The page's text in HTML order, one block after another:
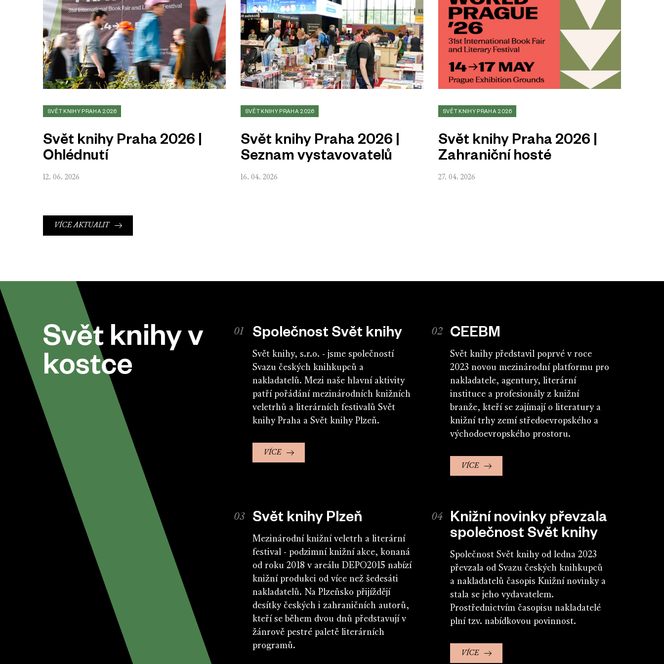
SVĚT KNIHY PRAHA 2026
Svět knihy Praha 2026 |
Ohlédnutí
12. 06. 2026
SVĚT KNIHY PRAHA 2026
Svět knihy Praha 2026 |
Seznam vystavovatelů
16. 04. 2026
SVĚT KNIHY PRAHA 2026
Svět knihy Praha 2026 |
Zahraniční hosté
27. 04. 2026
VÍCE AKTUALIT
Svět knihy v
kostce
Společnost Svět knihy
Svět knihy, s.r.o. - jsme společností
Svazu českých knihkupců a
nakladatelů. Mezi naše hlavní aktivity
patří pořádání mezinárodních knižních
veletrhů a literárních festivalů Svět
knihy Praha a Svět knihy Plzeň.
VÍCE
CEEBM
Svět knihy představil poprvé v roce
2023 novou mezinárodní platformu pro
nakladatele, agentury, literární
instituce a profesionály z knižní
branže, kteří se zajímají o literatury a
knižní trhy zemí středoevropského a
východoevropského prostoru.
VÍCE
Svět knihy Plzeň
Mezinárodní knižní veletrh a literární
festival - podzimní knižní akce, konaná
od roku 2018 v areálu DEPO2015 nabízí
knižní produkci od více než šedesáti
nakladatelů. Na Plzeňsko přijíždějí
desítky českých i zahraničních autorů,
kteří se během dvou dnů představují v
žánrově pestré paletě literárních
programů.
Knižní novinky převzala
společnost Svět knihy
Společnost Svět knihy od ledna 2023
převzala od Svazu českých knihkupců
a nakladatelů časopis Knižní novinky a
stala se jeho vydavatelem.
Prostřednictvím časopisu nakladatelé
plní tzv. nabídkovou povinnost.
VÍCE